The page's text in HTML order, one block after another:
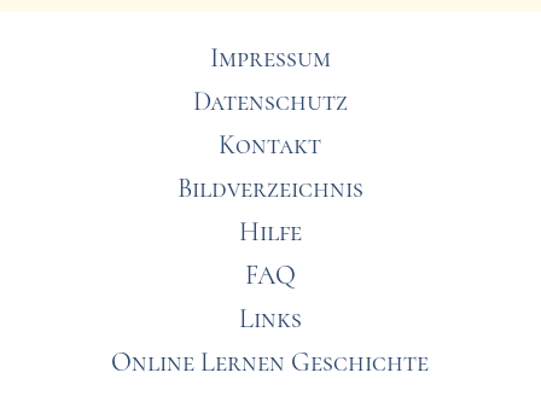
Impressum
Datenschutz
Kontakt
Bildverzeichnis
Hilfe
FAQ
Links
Online Lernen Geschichte